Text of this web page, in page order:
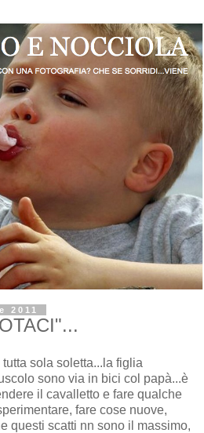
2011
sola soletta...la figlia
sono via in bici col papà...è
il cavalletto e fare qualche
fare cose nuove,
questi scatti nn sono il massimo,